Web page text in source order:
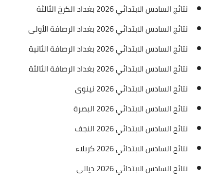
نتائج السادس الابتدائي 2026 بغداد الكرخ الثالثة
نتائج السادس الابتدائي 2026 بغداد الرصافة الأولى
نتائج السادس الابتدائي 2026 بغداد الرصافة الثانية
نتائج السادس الابتدائي 2026 بغداد الرصافة الثالثة
نتائج السادس الابتدائي 2026 نينوى
نتائج السادس الابتدائي 2026 البصرة
نتائج السادس الابتدائي 2026 النجف
نتائج السادس الابتدائي 2026 كربلاء
نتائج السادس الابتدائي 2026 ديالى